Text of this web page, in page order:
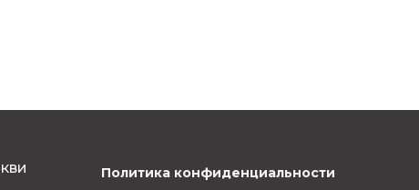
Политика конфиденциальности